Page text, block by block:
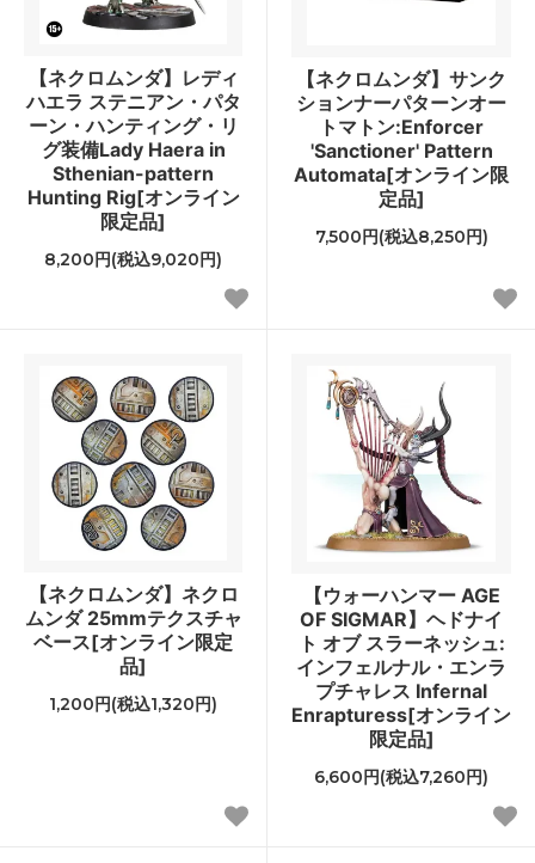
【ネクロムンダ】レディ
ハエラ ステニアン・パタ
ーン・ハンティング・リ
グ装備Lady Haera in
Sthenian-pattern
Hunting Rig[オンライン
限定品]
8,200円(税込9,020円)
【ネクロムンダ】サンク
ションナーパターンオー
トマトン:Enforcer
'Sanctioner' Pattern
Automata[オンライン限
定品]
7,500円(税込8,250円)
【ネクロムンダ】ネクロ
ムンダ 25mmテクスチャ
ベース[オンライン限定
品]
1,200円(税込1,320円)
【ウォーハンマー AGE
OF SIGMAR】ヘドナイ
ト オブ スラーネッシュ:
インフェルナル・エンラ
プチャレス Infernal
Enrapturess[オンライン
限定品]
6,600円(税込7,260円)